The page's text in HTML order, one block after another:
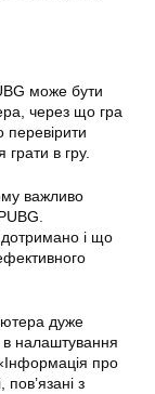
може бути
через що гра
в гру.
важливо
дотримано і що
дуже
налаштування
про
з